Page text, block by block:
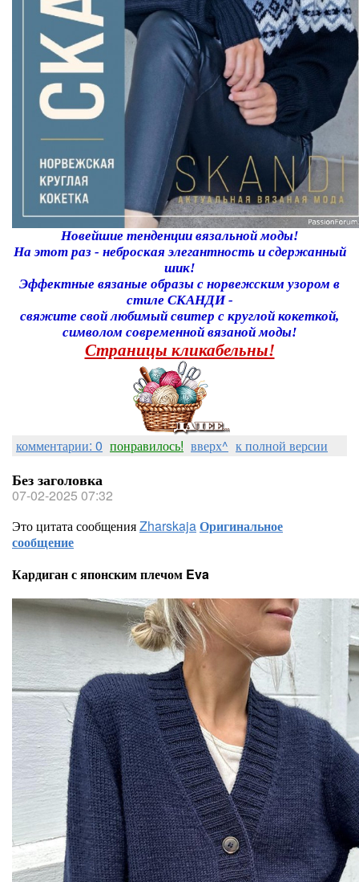
Новейшие тенденции вязальной моды!
На этот раз - неброская элегантность и сдержанный
шик!
Эффектные вязаные образы с норвежским узором в
стиле СКАНДИ -
свяжите свой любимый свитер с круглой кокеткой,
символом современной вязаной моды!
Страницы кликабельны!
комментарии: 0 понравилось! вверх^ к полной версии
Без заголовка
07-02-2025 07:32
Это цитата сообщенияZharskajaОригинальное
сообщение
Кардиган с японским плечом Eva